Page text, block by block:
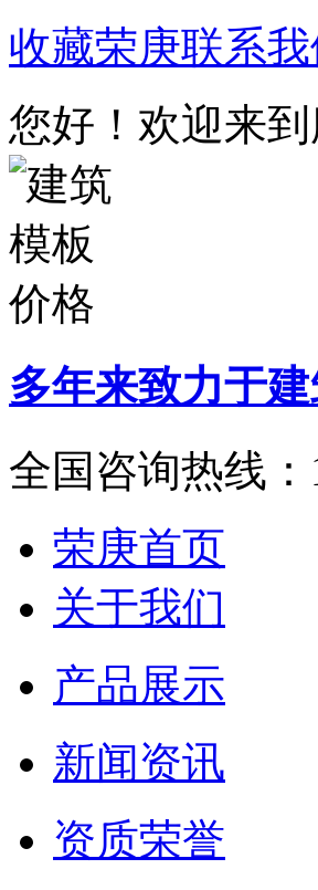
收藏荣庚联系我
您好！欢迎来
多年来致力于
全国咨询热线：
荣庚首页
关于我们
产品展示
新闻资讯
资质荣誉